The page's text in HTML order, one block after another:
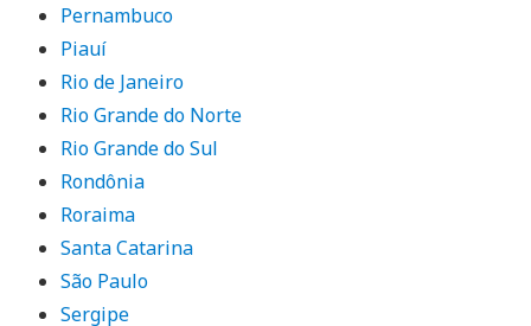
Pernambuco
Piauí
Rio de Janeiro
Rio Grande do Norte
Rio Grande do Sul
Rondônia
Roraima
Santa Catarina
São Paulo
Sergipe